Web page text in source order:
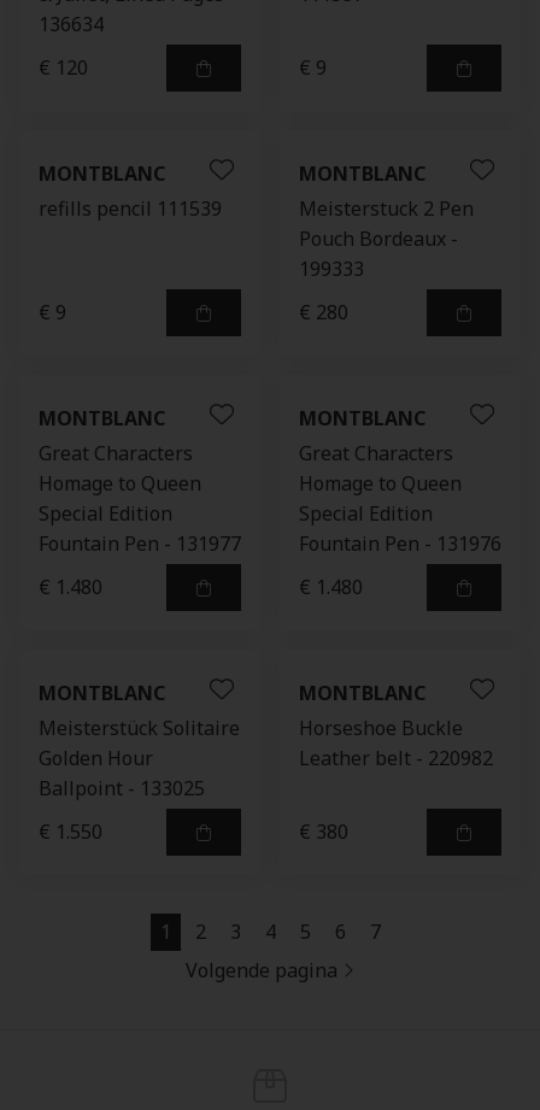
136634
€ 120
€ 9
MONTBLANC
refills pencil 111539
€ 9
MONTBLANC
Meisterstuck 2 Pen
Pouch Bordeaux -
199333
€ 280
MONTBLANC
Great Characters
Homage to Queen
Special Edition
Fountain Pen - 131977
€ 1.480
MONTBLANC
Great Characters
Homage to Queen
Special Edition
Fountain Pen - 131976
€ 1.480
MONTBLANC
Meisterstück Solitaire
Golden Hour
Ballpoint - 133025
€ 1.550
MONTBLANC
Horseshoe Buckle
Leather belt - 220982
€ 380
1 2 3 4 5 6
7
Volgende pagina